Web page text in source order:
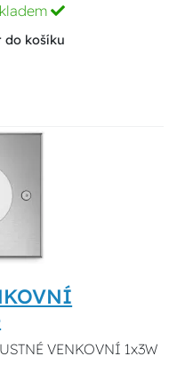
do košíku
VENKOVNÍ 1x3W